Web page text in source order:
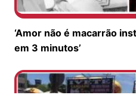
‘Amor não é macarrão
em 3 minutos’